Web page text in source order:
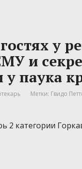
у
и
у паука
Метки: Гвидо
2 категории